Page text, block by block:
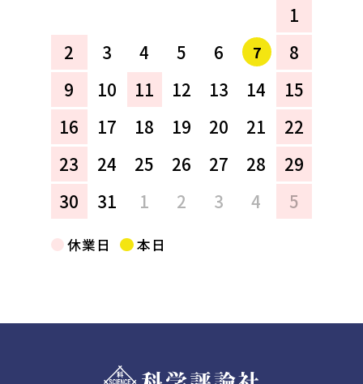
1
2
3 4 5 6 7
8
9
10 11 12 13 14
15
16
17 18 19 20 21
22
23
24 25 26 27 28
29
30
31 1 2 3 4 5
休業日 本日